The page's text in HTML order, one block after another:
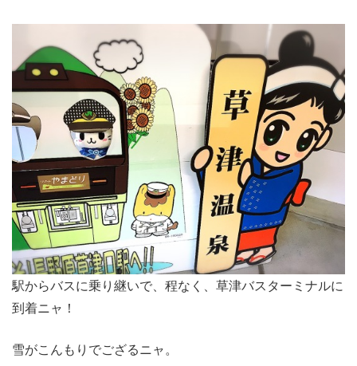
駅からバスに乗り継いで、程なく、草津バスターミナルに
到着ニャ！
雪がこんもりでござるニャ。